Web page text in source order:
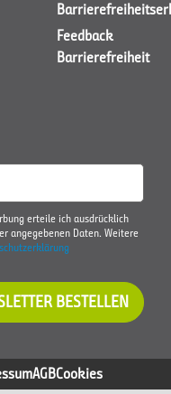
Feedback
Barrierefreiheit
erteile ich ausdrücklich
angegebenen Daten. Weitere
BESTELLEN
AGBCookies